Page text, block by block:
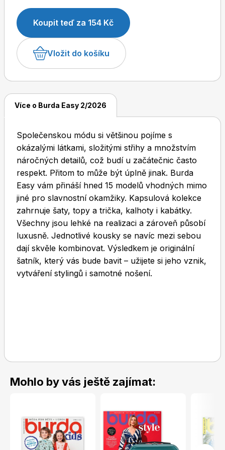
Dětské časopisy
Burda Kids
Koupit teď za 154 Kč
Vložit do košíku
Více o Burda Easy 2/2026
Společenskou módu si většinou pojíme s
okázalými látkami, složitými střihy a množstvím
náročných detailů, což budí u začátečnic často
respekt. Přitom to může být úplně jinak. Burda
Easy vám přináší hned 15 modelů vhodných mimo
jiné pro slavnostní okamžiky. Kapsulová kolekce
zahrnuje šaty, topy a trička, kalhoty i kabátky.
Všechny jsou lehké na realizaci a zároveň působí
luxusně. Jednotlivé kousky se navíc mezi sebou
dají skvěle kombinovat. Výsledkem je originální
šatník, který vás bude bavit – užijete si jeho vznik,
vytváření stylingů i samotné nošení.
Mohlo by vás ještě zajímat: